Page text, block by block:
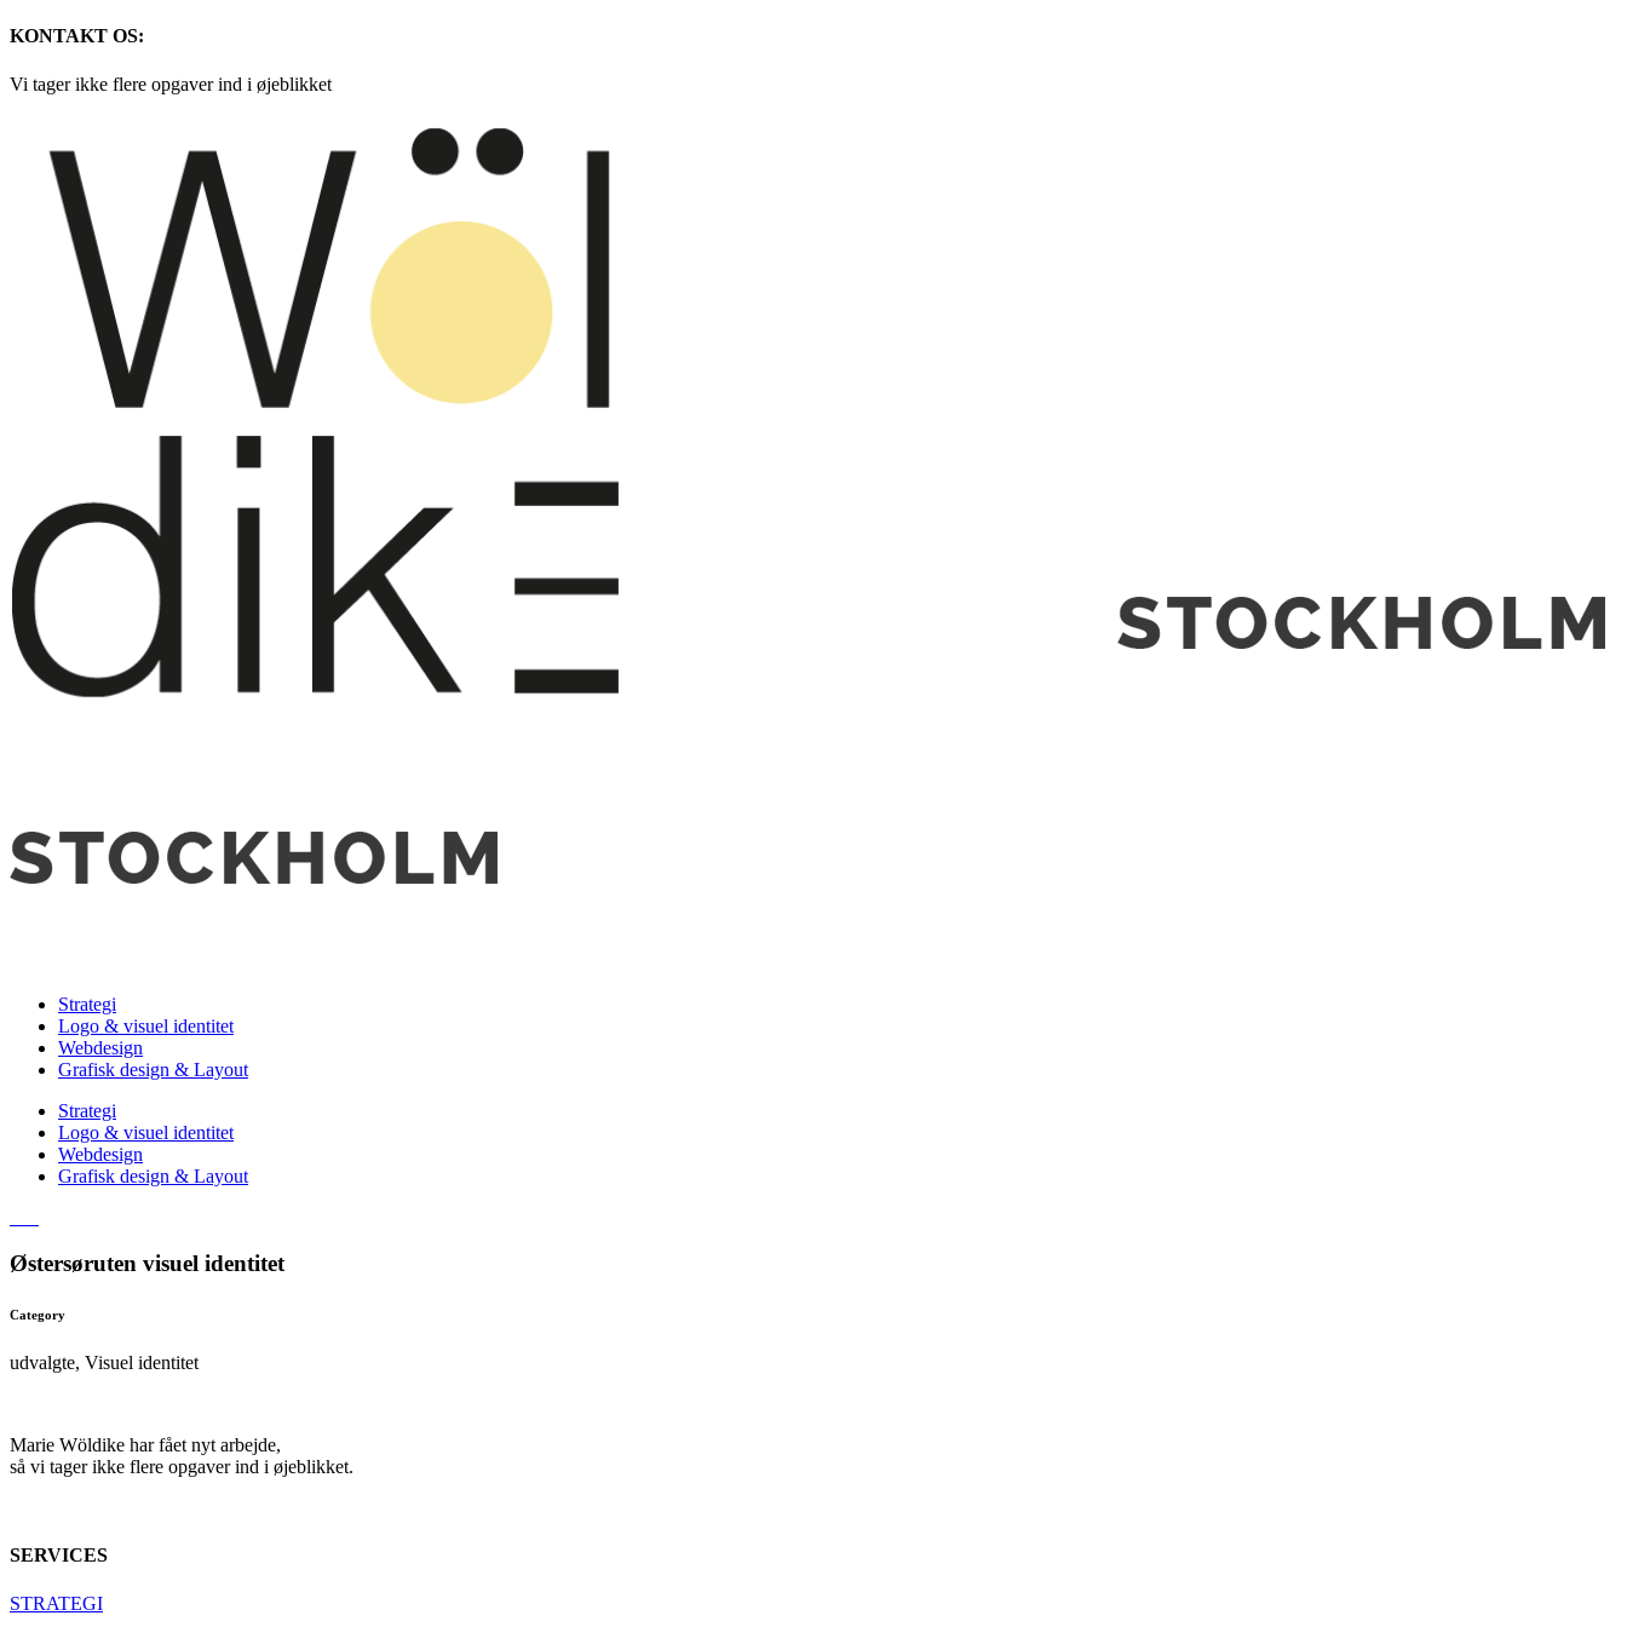
KONTAKT OS:
Vi tager ikke flere opgaver ind i øjeblikket
Strategi
Logo & visuel identitet
Webdesign
Grafisk design & Layout
Strategi
Logo & visuel identitet
Webdesign
Grafisk design & Layout
Østersøruten visuel identitet
Category
udvalgte, Visuel identitet
Marie Wöldike har fået nyt arbejde,
så vi tager ikke flere opgaver ind i øjeblikket.
SERVICES
STRATEGI